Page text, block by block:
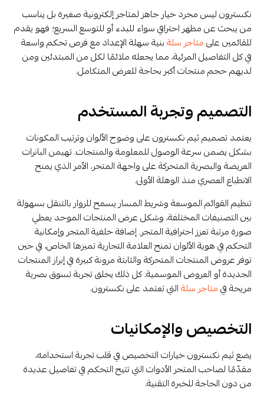
نكسترون ليس مجرد خيار جاهز لمتاجر إلكترونية صغيرة بل يناسب
من يبحث عن مظهر احترافي سواء للبدء أو للتوسع السريع؛ فهو يقدم
للقائمين علىمتاجر سلةبنية سهلة الإعداد مع فرص تحكم واسعة
في كل التفاصيل المرئية، مما يجعله ملائمًا لكل من المبتدئين ومن
لديهم حجم منتجات أكبر بحاجة للعرض المتكامل.
التصميم وتجربة المستخدم
يعتمد تصميم ثيم نكسترون على وضوح الألوان وترتيب المكونات
بشكل يضمن سرعة الوصول للمعلومة والمنتجات. تهيمن البانرات
العريضة والبصرية المتحركة على واجهة المتجر، الأمر الذي يمنح
الانطباع العصري منذ الوهلة الأولى.
تنظيم القوائم الموسعة وشريط المسار يسمح للزوار بالتنقل بسهولة
بين التصنيفات المختلفة، وشكل عرض المنتجات الموحد يعطي
صورة مرتبة تعزز احترافية المتجر. إضافة خلفية المتجر وإمكانية
التحكم في هوية الألوان تمنح العلامة التجارية تميزها الخاص، في حين
توفر عروض المنتجات المتحركة والثابتة مرونة كبيرة في إبراز المنتجات
الجديدة أو العروض الموسمية. كل ذلك يخلق تجربة تسوق بصرية
مريحة فيمتاجر سلةالتي تعتمد على نكسترون.
التخصيص والإمكانيات
يضع ثيم نكسترون خيارات التخصيص في قلب تجربة استخدامه،
مقدّمًا لصاحب المتجر الأدوات التي تتيح التحكم في تفاصيل عديدة
من دون الحاجة للخبرة التقنية.